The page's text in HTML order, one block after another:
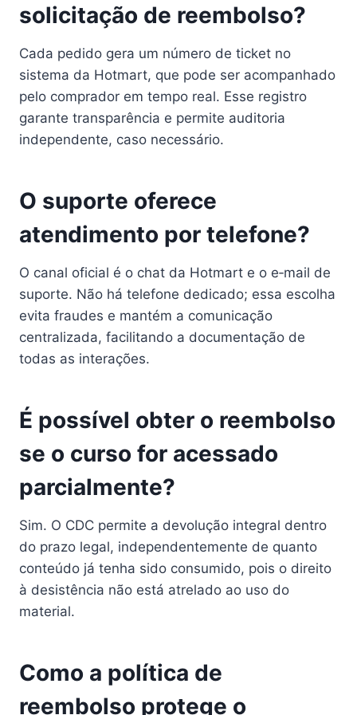
solicitação de reembolso?
Cada pedido gera um número de ticket no
sistema da Hotmart, que pode ser acompanhado
pelo comprador em tempo real. Esse registro
garante transparência e permite auditoria
independente, caso necessário.
O suporte oferece
atendimento por telefone?
O canal oficial é o chat da Hotmart e o e‑mail de
suporte. Não há telefone dedicado; essa escolha
evita fraudes e mantém a comunicação
centralizada, facilitando a documentação de
todas as interações.
É possível obter o reembolso
se o curso for acessado
parcialmente?
Sim. O CDC permite a devolução integral dentro
do prazo legal, independentemente de quanto
conteúdo já tenha sido consumido, pois o direito
à desistência não está atrelado ao uso do
material.
Como a política de
reembolso protege o